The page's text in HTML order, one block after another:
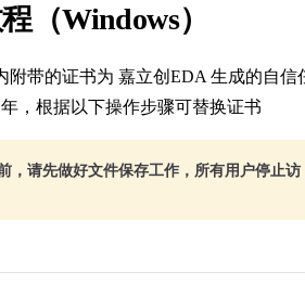
（Windows）
附带的证书为 嘉立创EDA 生成的自信
，根据以下操作步骤可替换证书
，请先做好文件保存工作，所有用户停止访